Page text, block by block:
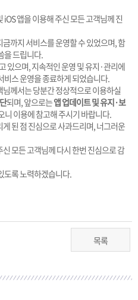
앱을 이용해 주신 모든 고객님께 진
까지 서비스를 운영할 수 있었으며, 함
을 드립니다.
있으며, 지속적인 운영 및 유지·관리에
비스 운영을 종료하게 되었습니다.
께서는 당분간 정상적으로 이용하실
되며, 앞으로는앱 업데이트 및 유지·보
니 이용에 참고해 주시기 바랍니다.
된 점 진심으로 사과드리며, 너그러운
모든 고객님께 다시 한번 진심으로 감
도록 노력하겠습니다.
목록